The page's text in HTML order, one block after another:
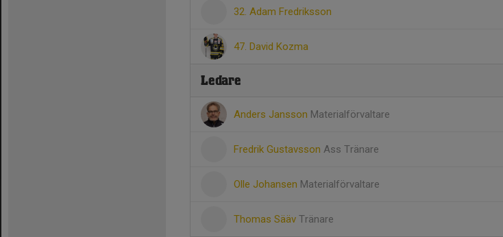
32. Adam Fredriksson
47. David Kozma
Ledare
Anders Jansson Materialförvaltare
Fredrik Gustavsson Ass Tränare
Olle Johansen Materialförvaltare
Thomas Sääv Tränare